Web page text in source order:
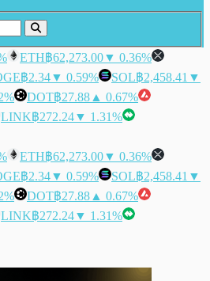
ETH฿62,273.00▼ 0.36%
฿2.34▼ 0.59% SOL฿2,458.41 ▼
DOT฿27.88 ▲ 0.67%
LINK฿272.24▼ 1.31%
ETH฿62,273.00▼ 0.36%
฿2.34▼ 0.59% SOL฿2,458.41 ▼
DOT฿27.88 ▲ 0.67%
LINK฿272.24▼ 1.31%